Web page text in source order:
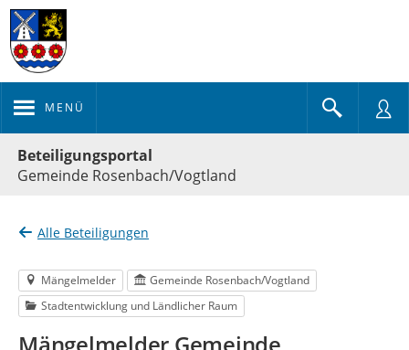
MENÜ
Beteiligungsportal
Gemeinde Rosenbach/Vogtland
Alle Beteiligungen
Mängelmelder
Gemeinde Rosenbach/Vogtland
Stadtentwicklung und Ländlicher Raum